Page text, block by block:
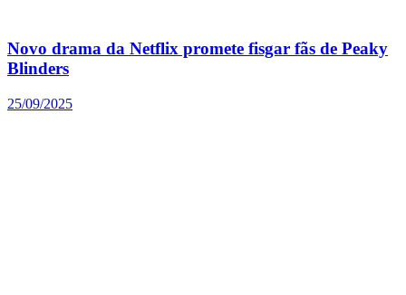
Novo drama da Netflix promete fisgar fãs de Peaky
Blinders
25/09/2025